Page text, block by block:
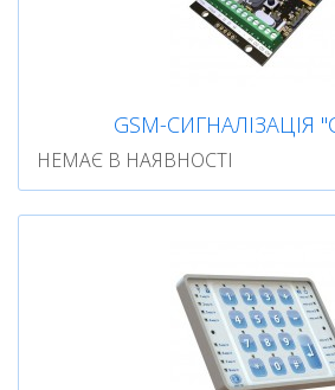
GSM-СИГНАЛІЗАЦІЯ
НЕМАЄ В НАЯВНОСТІ